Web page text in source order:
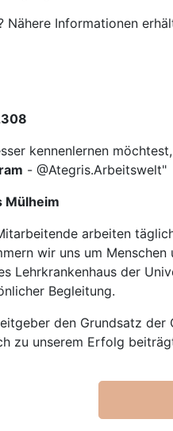
Nähere Informationen
kennenlernen
- @Ategris.Arbeitswelt"
Mülheim
arbeiten
wir uns um
Lehrkrankenhaus der
Begleitung.
den Grundsatz
zu unserem Erfolg